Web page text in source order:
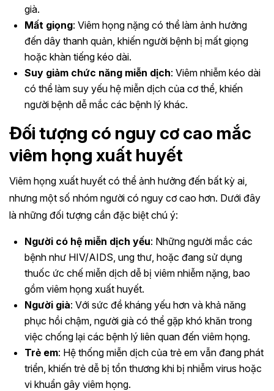
già.
Mất giọng: Viêm họng nặng có thể làm ảnh hưởng
đến dây thanh quản, khiến người bệnh bị mất giọng
hoặc khàn tiếng kéo dài.
Suy giảm chức năng miễn dịch: Viêm nhiễm kéo dài
có thể làm suy yếu hệ miễn dịch của cơ thể, khiến
người bệnh dễ mắc các bệnh lý khác. ​​
Đối tượng có nguy cơ cao mắc
viêm họng xuất huyết
Viêm họng xuất huyết có thể ảnh hưởng đến bất kỳ ai,
nhưng một số nhóm người có nguy cơ cao hơn. Dưới đây
là những đối tượng cần đặc biệt chú ý:
Người có hệ miễn dịch yếu: Những người mắc các
bệnh như HIV/AIDS, ung thư, hoặc đang sử dụng
thuốc ức chế miễn dịch dễ bị viêm nhiễm nặng, bao
gồm viêm họng xuất huyết.
Người già: Với sức đề kháng yếu hơn và khả năng
phục hồi chậm, người già có thể gặp khó khăn trong
việc chống lại các bệnh lý liên quan đến viêm họng.
Trẻ em: Hệ thống miễn dịch của trẻ em vẫn đang phát
triển, khiến trẻ dễ bị tổn thương khi bị nhiễm virus hoặc
vi khuẩn gây viêm họng.